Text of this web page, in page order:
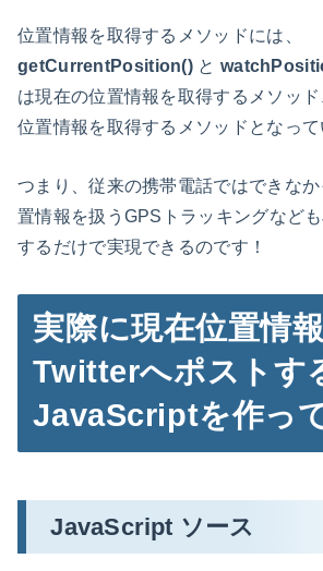
位置情報を取得するメソッドには、
getCurrentPosition() と
は現在の位置情報を取得するメソッ
位置情報を取得するメソッドとなって
つまり、従来の携帯電話ではできな
置情報を扱うGPSトラッキングなど
するだけで実現できるのです！
実際に現在位置情
Twitterへポストす
JavaScriptを作っ
JavaScript ソース